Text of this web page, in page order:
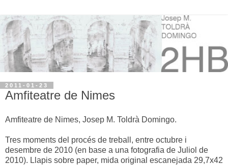
2011-01-23
Amfiteatre de Nimes
Amfiteatre de Nimes, Josep M. Toldrà Domingo.
Tres moments del procés de treball, entre octubre i
desembre de 2010 (en base a una fotografia de Juliol de
2010). Llapis sobre paper, mida original escanejada 29,7x42